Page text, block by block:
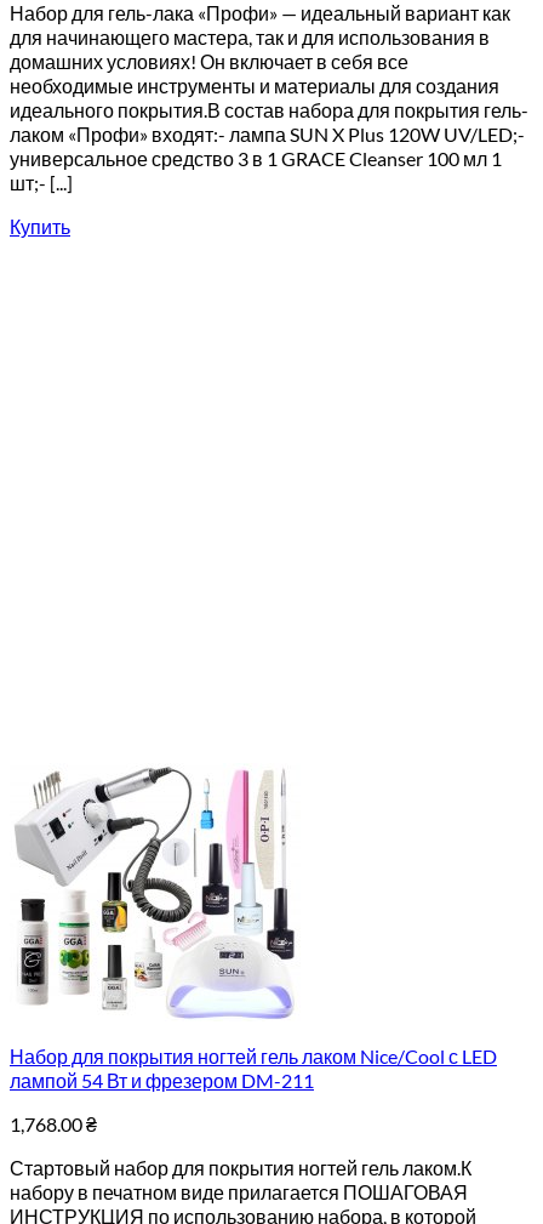
Набор для гель-лака «Профи» — идеальный вариант как
для начинающего мастера, так и для использования в
домашних условиях! Он включает в себя все
необходимые инструменты и материалы для создания
идеального покрытия.В состав набора для покрытия гель-
лаком «Профи» входят:- лампа SUN X Plus 120W UV/LED;-
универсальное средство 3 в 1 GRACE Cleanser 100 мл 1
шт;- [...]
Купить
Набор для покрытия ногтей гель лаком Nice/Cool с LED
лампой 54 Вт и фрезером DM-211
1,768.00₴
Стартовый набор для покрытия ногтей гель лаком.К
набору в печатном виде прилагается ПОШАГОВАЯ
ИНСТРУКЦИЯ по использованию набора, в которой